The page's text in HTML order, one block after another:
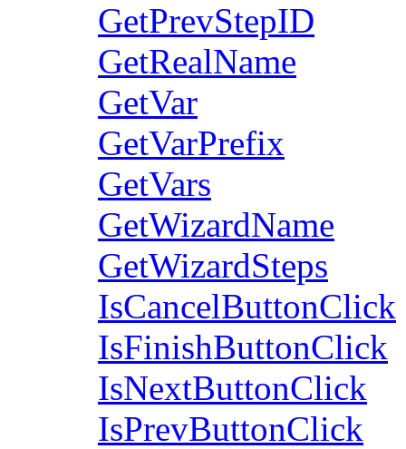
GetPrevStepID
GetRealName
GetVar
GetVarPrefix
GetVars
GetWizardName
GetWizardSteps
IsCancelButtonClick
IsFinishButtonClick
IsNextButtonClick
IsPrevButtonClick